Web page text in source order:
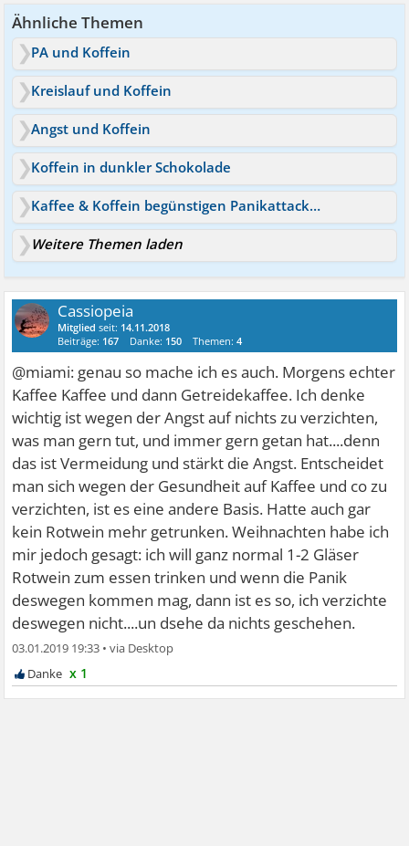
Ähnliche Themen
PA und Koffein
Kreislauf und Koffein
Angst und Koffein
Koffein in dunkler Schokolade
Kaffee & Koffein begünstigen Panikattacken?
Weitere Themen laden
Cassiopeia
Mitglied seit: 14.11.2018
Beiträge: 167 Danke: 150 Themen:4
@miami: genau so mache ich es auch. Morgens echter
Kaffee Kaffee und dann Getreidekaffee. Ich denke
wichtig ist wegen der Angst auf nichts zu verzichten,
was man gern tut, und immer gern getan hat....denn
das ist Vermeidung und stärkt die Angst. Entscheidet
man sich wegen der Gesundheit auf Kaffee und co zu
verzichten, ist es eine andere Basis. Hatte auch gar
kein Rotwein mehr getrunken. Weihnachten habe ich
mir jedoch gesagt: ich will ganz normal 1-2 Gläser
Rotwein zum essen trinken und wenn die Panik
deswegen kommen mag, dann ist es so, ich verzichte
deswegen nicht....un dsehe da nichts geschehen.
03.01.2019 19:33 •
x 1